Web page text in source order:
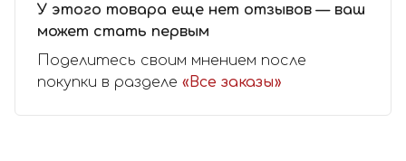
У этого товара еще нет отзывов — ваш
может стать первым
Поделитесь своим мнением после
покупки в разделе «Все заказы»